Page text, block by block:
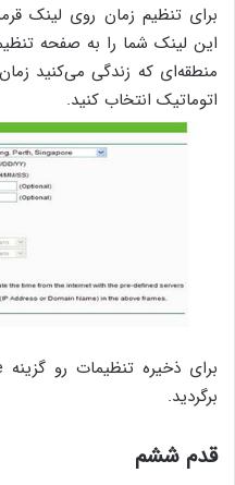
این لینک شما را به صفحه
منطقه‌ای که زندگی می‌کنید
اتوماتیک انتخاب کنید.
برگردید.
قدم ششم